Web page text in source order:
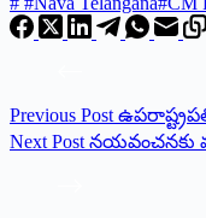
Previous Post
Next Post నయవంచనకు